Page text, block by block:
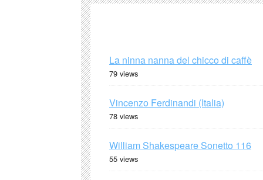
La ninna nanna del chicco di caffè
79 views
Vincenzo Ferdinandi (Italia)
78 views
William Shakespeare Sonetto 116
55 views